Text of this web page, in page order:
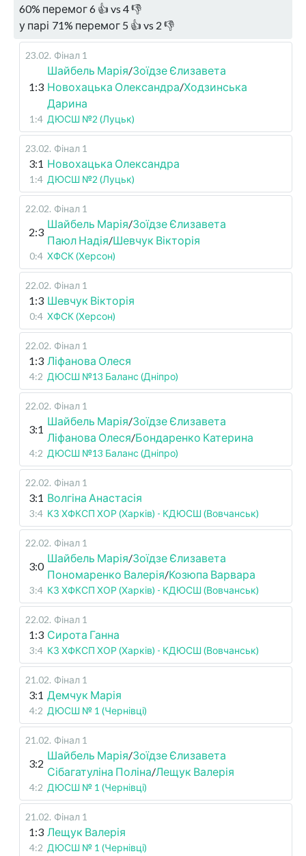
60% перемог6 👍 vs 4👎
у парі 71% перемог 5 👍 vs 2 👎
23.02. Фінал 1
1:3
Шайбель Марія/Зоїдзе Єлизавета
Новохацька Олександра/Ходзинська
Дарина
1:4 ДЮСШ №2 (Луцьк)
23.02. Фінал 1
3:1 Новохацька Олександра
1:4 ДЮСШ №2 (Луцьк)
22.02. Фінал 1
2:3
Шайбель Марія/Зоїдзе Єлизавета
Паюл Надія/Шевчук Вікторія
0:4 ХФСК (Херсон)
22.02. Фінал 1
1:3 Шевчук Вікторія
0:4 ХФСК (Херсон)
22.02. Фінал 1
1:3 Ліфанова Олеся
4:2 ДЮСШ №13 Баланс (Дніпро)
22.02. Фінал 1
3:1
Шайбель Марія/Зоїдзе Єлизавета
Ліфанова Олеся/Бондаренко Катерина
4:2 ДЮСШ №13 Баланс (Дніпро)
22.02. Фінал 1
3:1 Волгіна Анастасія
3:4 КЗ ХФКСП ХОР (Харків) - КДЮСШ (Вовчанськ)
22.02. Фінал 1
3:0
Шайбель Марія/Зоїдзе Єлизавета
Пономаренко Валерія/Козюпа Варвара
3:4 КЗ ХФКСП ХОР (Харків) - КДЮСШ (Вовчанськ)
22.02. Фінал 1
1:3 Сирота Ганна
3:4 КЗ ХФКСП ХОР (Харків) - КДЮСШ (Вовчанськ)
21.02. Фінал 1
3:1 Демчук Марія
4:2 ДЮСШ № 1 (Чернівці)
21.02. Фінал 1
3:2
Шайбель Марія/Зоїдзе Єлизавета
Сібагатуліна Поліна/Лещук Валерія
4:2 ДЮСШ № 1 (Чернівці)
21.02. Фінал 1
1:3 Лещук Валерія
4:2 ДЮСШ № 1 (Чернівці)